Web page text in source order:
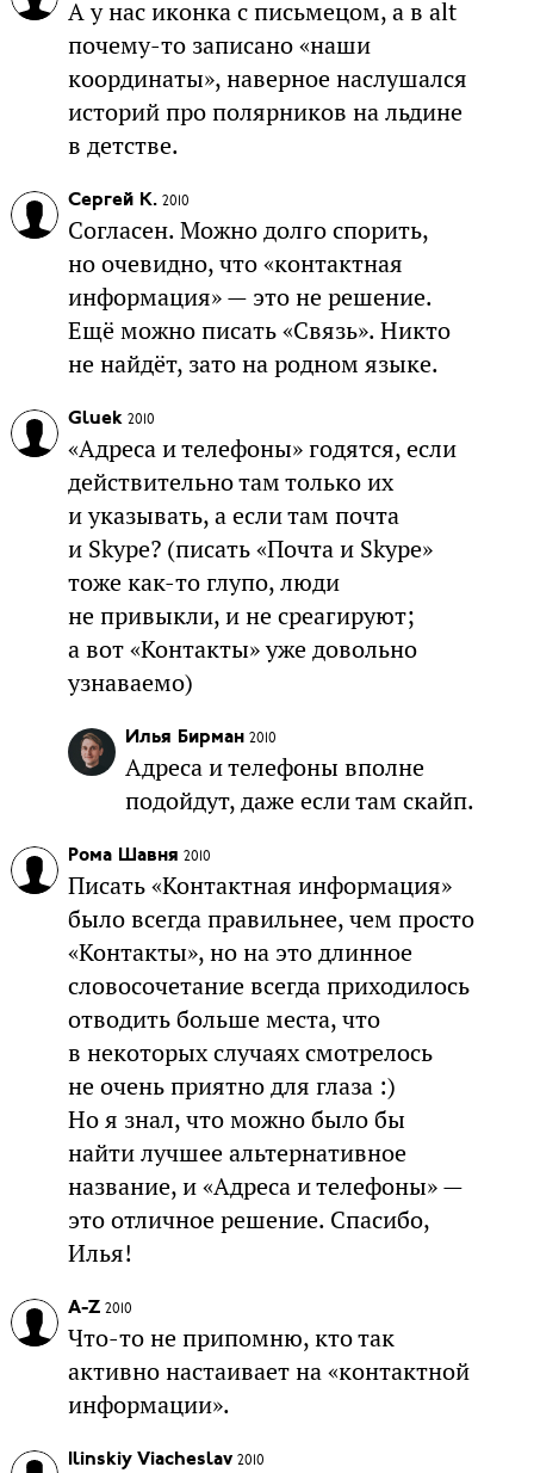
А у нас иконка с письмецом, а в alt
почему-то записано «наши
координаты», наверное наслушался
историй про полярников на льдине
в детстве.
Сергей К. 2010
Согласен. Можно долго спорить,
но очевидно, что «контактная
информация» — это не решение.
Ещё можно писать «Связь». Никто
не найдёт, зато на родном языке.
Gluek 2010
«Адреса и телефоны» годятся, если
действительно там только их
и указывать, а если там почта
и Skype? (писать «Почта и Skype»
тоже как-то глупо, люди
не привыкли, и не среагируют;
а вот «Контакты» уже довольно
узнаваемо)
Илья Бирман 2010
Адреса и телефоны вполне
подойдут, даже если там скайп.
Рома Шавня 2010
Писать «Контактная информация»
было всегда правильнее, чем просто
«Контакты», но на это длинное
словосочетание всегда приходилось
отводить больше места, что
в некоторых случаях смотрелось
не очень приятно для глаза :)
Но я знал, что можно было бы
найти лучшее альтернативное
название, и «Адреса и телефоны» —
это отличное решение. Спасибо,
Илья!
A-Z 2010
Что-то не припомню, кто так
активно настаивает на «контактной
информации».
Ilinskiy Viacheslav 2010